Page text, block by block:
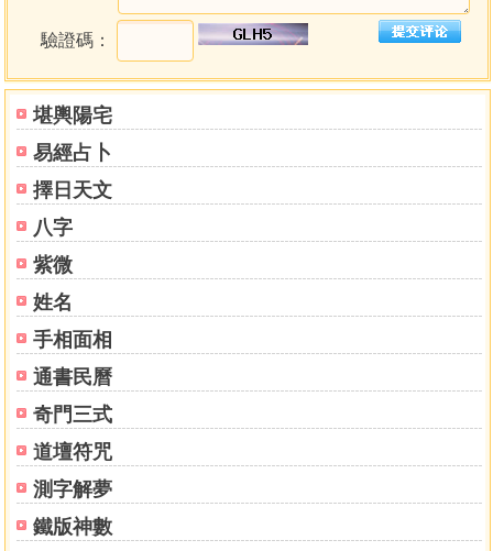
堪輿陽宅
易經占卜
擇日天文
八字
紫微
姓名
手相面相
通書民曆
奇門三式
道壇符咒
測字解夢
鐵版神數
驗證碼：